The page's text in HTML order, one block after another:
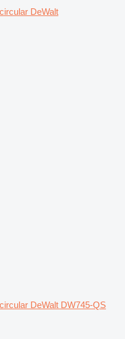
DeWalt
DeWalt DW745-QS